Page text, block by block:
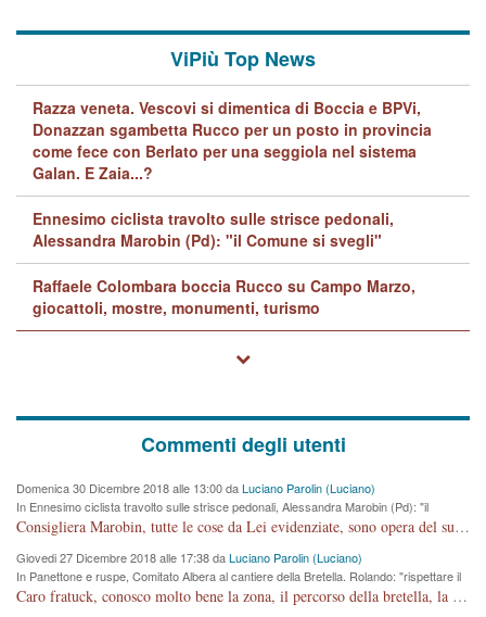
ViPiù Top News
Razza veneta. Vescovi si dimentica di Boccia e BPVi,
Donazzan sgambetta Rucco per un posto in provincia
come fece con Berlato per una seggiola nel sistema
Galan. E Zaia...?
Ennesimo ciclista travolto sulle strisce pedonali,
Alessandra Marobin (Pd): "il Comune si svegli"
Raffaele Colombara boccia Rucco su Campo Marzo,
giocattoli, mostre, monumenti, turismo
Commenti degli utenti
Domenica 30 Dicembre 2018 alle 13:00 daLuciano Parolin (Luciano)
In Ennesimo ciclista travolto sulle strisce pedonali, Alessandra Marobin (Pd): "il
Comune si svegli"
Consigliera Marobin, tutte le cose da Lei evidenziate, sono opera del suo ex Assessore e compagno di Partito Antonio Marco Dalla Pozza Assessore alla "progettazione" di piste ciclabili e altre porcherie. A lui manderei il conto da saldare per incidenti e danni alle persone. E' ora che "finiamola." Avete perso rassegnatevi. qui IL SINDACO RUCCO NON C'ENTRA PER NIENTE. CAPITO!!!!!!!! Amen.
Giovedi 27 Dicembre 2018 alle 17:38 daLuciano Parolin (Luciano)
In Panettone e ruspe, Comitato Albera al cantiere della Bretella. Rolando: "rispettare il
cronoprogramma"
Caro fratuck, conosco molto bene la zona, il percorso della bretella, la situazione dei cittadini, abito in Viale Trento. A partire dal 2003 ho partecipato al Comitato di Maddalene pro bretella, e a riunioni propositive per apportare modifiche al progetto. Numerose mie foto del territorio sono arrivate a Roma, altri miei interventi (non graditi dalla Sx) sono stati pubblicati dal GdV, assieme ad altri come Ciro Asproso, ora favorevole alla bretella. Ho partecipato alla raccolta firme per la chiusura della strada x 5 giorni eseguita dal Sindaco Hullwech per sforamento 180 Micro/g. Pertanto come impegno per la tematica sono apposto con la coscienza. Ora il Progetto è partito, fine! Voglio dire che la nuova Giunta "comunale" non c'entra più. L'opera sarà "malauguratamente" eseguita, ma non con il mio placet. Il Consigliere Comunale dovrebbe capire che la campagna elettorale è finita, con buona pace di tutti. Quello che invece dovrebbe interessare è la proprietà della strada, dall'uscita autostradale Ovest, sino alla Rotatoria dell'Albara, vi sono tre possessori: Autostrade SpA; La Provincia, il Comune. Come la mettiamo per il futuro ? I costi, da 50 sono saliti a 100 milioni di € come dire 20 milioni a KM (!) da non credere. Comunque si farà. Ma nessuno canti Vittoria, anzi meglio non farne un ulteriore fatto "partitico" per questioni elettorali o di seggio. Se mi manda la sua mail, sono disponibile ad inviare i documenti e le foto sopra descritte. Con ossequi, Luciano Parolin